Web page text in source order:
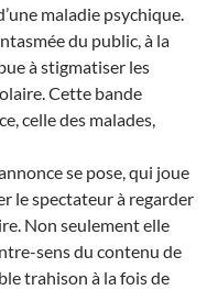
maladie psychique.
du public, à la
à stigmatiser les
Cette bande
celle des malades,
se pose, qui joue
le spectateur à regarder
Non seulement elle
sens du contenu de
trahison à la fois de